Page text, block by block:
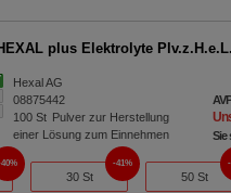
plus Elektrolyte
Hexal AG
08875442
100St Pulver zur Herstellung
einer Lösung zum Einnehmen
Sie
40%
30 St
41%
50 St